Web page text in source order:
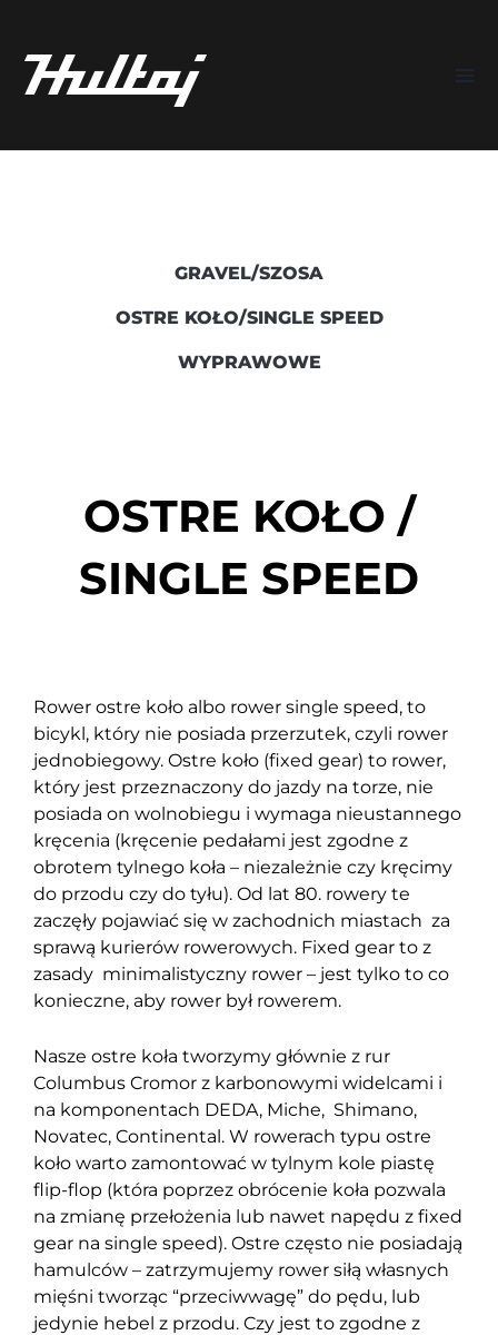
content
GRAVEL/SZOSA
OSTRE KOŁO/SINGLE SPEED
WYPRAWOWE
OSTRE KOŁO /
SINGLE SPEED
Rower ostre koło albo rower single speed, to
bicykl, który nie posiada przerzutek, czyli rower
jednobiegowy. Ostre koło (fixed gear) to rower,
który jest przeznaczony do jazdy na torze, nie
posiada on wolnobiegu i wymaga nieustannego
kręcenia (kręcenie pedałami jest zgodne z
obrotem tylnego koła – niezależnie czy kręcimy
do przodu czy do tyłu). Od lat 80. rowery te
zaczęły pojawiać się w zachodnich miastach za
sprawą kurierów rowerowych. Fixed gear to z
zasady minimalistyczny rower – jest tylko to co
konieczne, aby rower był rowerem.
Nasze ostre koła tworzymy głównie z rur
Columbus Cromor z karbonowymi widelcami i
na komponentach DEDA, Miche, Shimano,
Novatec, Continental. W rowerach typu ostre
koło warto zamontować w tylnym kole piastę
flip-flop (która poprzez obrócenie koła pozwala
na zmianę przełożenia lub nawet napędu z fixed
gear na single speed). Ostre często nie posiadają
hamulców – zatrzymujemy rower siłą własnych
mięśni tworząc “przeciwwagę” do pędu, lub
jedynie hebel z przodu. Czy jest to zgodne z